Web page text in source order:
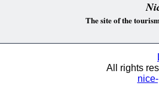
The site of the
All rights